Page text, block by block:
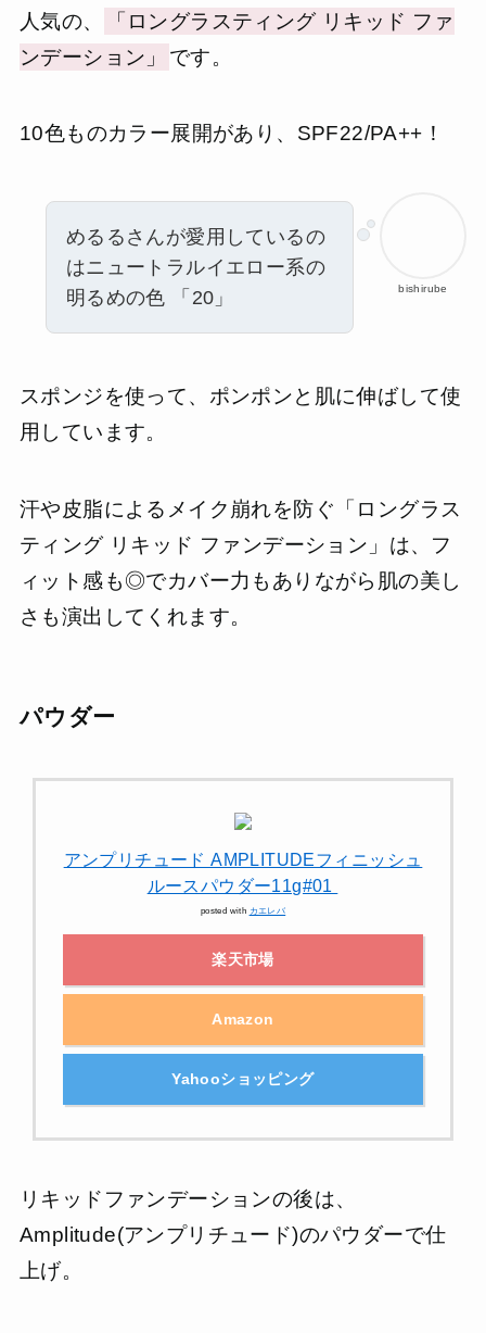
人気の、
「ロングラスティング リキッド ファ
ンデーション」
です。
10色ものカラー展開があり、SPF22/PA++！
bishirube
めるるさんが愛用しているの
はニュートラルイエロー系の
明るめの色 「20」
スポンジを使って、ポンポンと肌に伸ばして使
用しています。
汗や皮脂によるメイク崩れを防ぐ「ロングラス
ティング リキッド ファンデーション」は、フ
ィット感も◎でカバー力もありながら肌の美し
さも演出してくれます。
パウダー
アンプリチュード AMPLITUDEフィニッシュ
ルースパウダー11g#01
posted with カエレバ
楽天市場
Amazon
Yahooショッピング
リキッドファンデーションの後は、
Amplitude(アンプリチュード)のパウダーで仕
上げ。